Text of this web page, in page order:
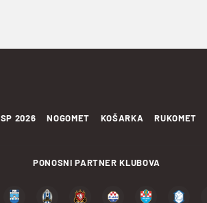
SP 2026 NOGOMET KOŠARKA RUKOMET
PONOSNI PARTNER KLUBOVA